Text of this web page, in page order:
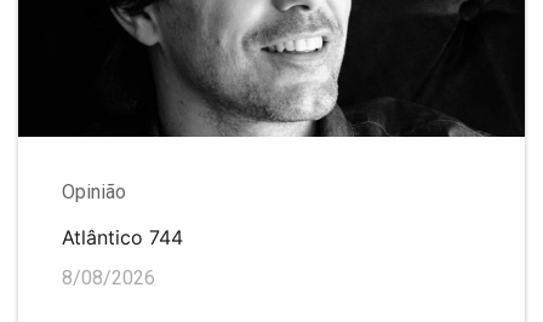
Opinião
Atlântico 744
8/08/2026